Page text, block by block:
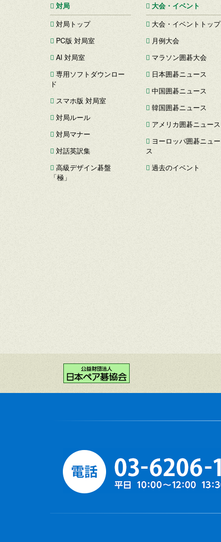
対局
対局トップ
PC版 対局室
AI 対局室
専用ソフトダウンロー
ド
スマホ版 対局室
対局ルール
対局マナー
対話英訳集
高級デザイン碁盤
「極」
大会・イベント
大会・イベントトップ
月例大会
マラソン囲碁大会
日本囲碁ニュース
中国囲碁ニュース
韓国囲碁ニュース
アメリカ囲碁ニュース
ヨーロッパ囲碁ニュー
ス
過去のイベント